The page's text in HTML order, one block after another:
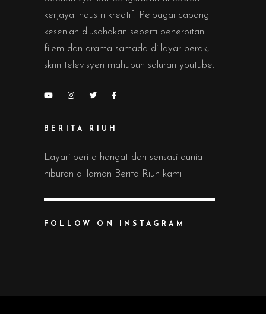
kerjaya industri kreatif. Pelbagai cabang
kesenian diusahakan seperti penerbitan
filem dan drama samada di layar perak,
skrin televisyen mahupun saluran youtube.
BERITA RIUH
Layari berita hangat dan sensasi dunia
hiburan di laman Berita Riuh kami
FOLLOW ON INSTAGRAM